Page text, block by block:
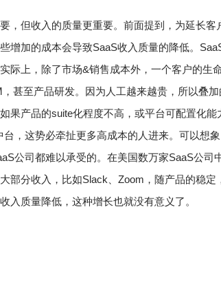
，但收入的质量更重要。 前面提到，为延长客
增加的成本会导致SaaS收入质量的降低。
际上，除了市场&销售成本外，一个客户的生
甚至产品研发。因为人工越来越贵，所以叠
如果产品的suite化程度不高，或平台可配置化
，这势必牵扯更多高成本的人进来。 可以想
公司都难以承受的。 在美国数万家SaaS公司
部分收入，比如Slack、Zoom，随产品的稳定
入质量降低，这种增长也就没有意义了。